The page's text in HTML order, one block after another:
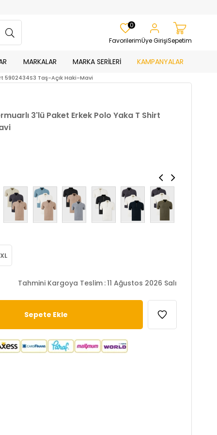
Favorilerim
0
Üye GirişiSepetim
MARKALAR MARKA SERİLERİ KAMPANYALAR
5902434S3 Taş-Açık Haki-Mavi
3'lü Paket Erkek Polo Yaka T Shirt
Tahmini Kargoya Teslim :11 Ağustos 2026 Salı